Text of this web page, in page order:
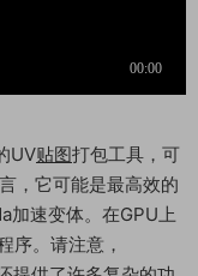
UV贴图打包工具，可
，它可能是最高效的
加速变体。在GPU上
序。请注意，